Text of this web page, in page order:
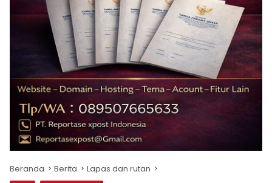
Beranda Berita Lapas dan rutan